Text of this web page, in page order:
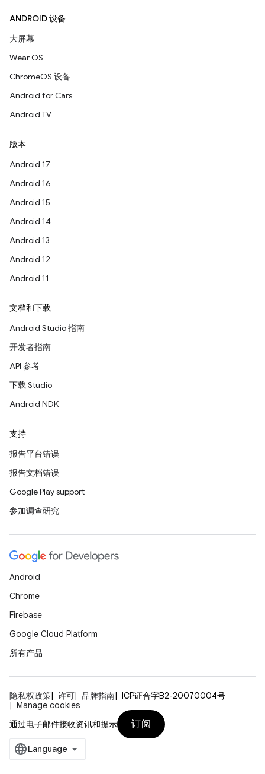
ANDROID 设备
大屏幕
Wear OS
ChromeOS 设备
Android for Cars
Android TV
版本
Android 17
Android 16
Android 15
Android 14
Android 13
Android 12
Android 11
文档和下载
Android Studio 指南
开发者指南
API 参考
下载 Studio
Android NDK
支持
报告平台错误
报告文档错误
Google Play support
参加调查研究
Android
Chrome
Firebase
Google Cloud Platform
所有产品
隐私权政策 许可 品牌指南
ICP证合字B2-20070004号
Manage cookies
通过电子邮件接收资讯和提示
订阅